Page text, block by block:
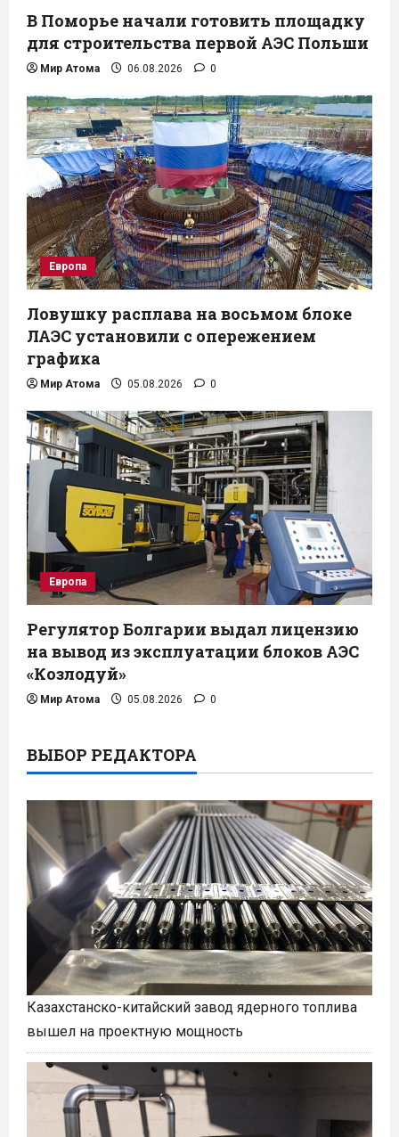
В Поморье начали готовить площадку
для строительства первой АЭС Польши
Мир Атома 06.08.2026 0
Европа
Ловушку расплава на восьмом блоке
ЛАЭС установили с опережением
графика
Мир Атома 05.08.2026 0
Европа
Регулятор Болгарии выдал лицензию
на вывод из эксплуатации блоков АЭС
«Козлодуй»
Мир Атома 05.08.2026 0
ВЫБОР РЕДАКТОРА
Казахстанско-китайский завод ядерного топлива
вышел на проектную мощность